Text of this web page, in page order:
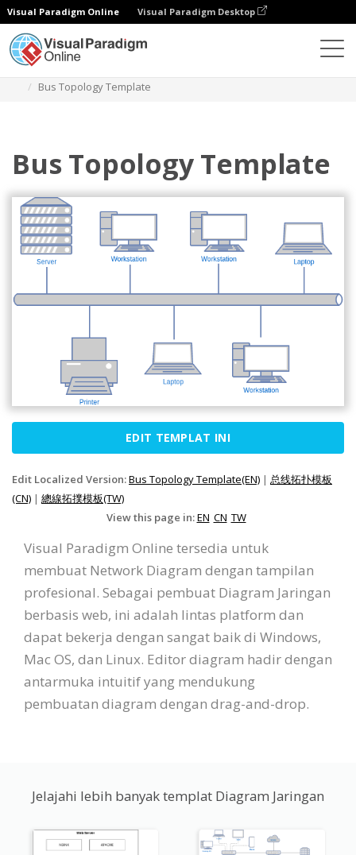
Visual Paradigm Online Visual Paradigm Desktop
Bus Topology Template
Bus Topology Template
EDIT TEMPLAT INI
Edit Localized Version:Bus Topology Template(EN) | 总线拓扑模板
(CN) | 總線拓撲模板(TW)
View this page in:EN CN TW
Visual Paradigm Online tersedia untuk
membuat Network Diagram dengan tampilan
profesional. Sebagai pembuat Diagram Jaringan
berbasis web, ini adalah lintas platform dan
dapat bekerja dengan sangat baik di Windows,
Mac OS, dan Linux. Editor diagram hadir dengan
antarmuka intuitif yang mendukung
pembuatan diagram dengan drag-and-drop.
Jelajahi lebih banyak templat Diagram Jaringan